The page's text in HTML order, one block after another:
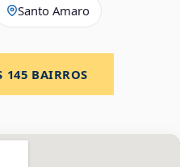
Santo Amaro
145 BAIRROS